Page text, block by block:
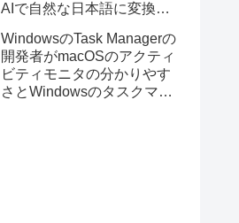
AIで自然な日本語に変換し
力アプリ「Nospace」がリ
リース。
WindowsのTask Managerの
開発者がmacOSのアクティ
ビティモニタの分かりやす
さとWindowsのタスクマネ